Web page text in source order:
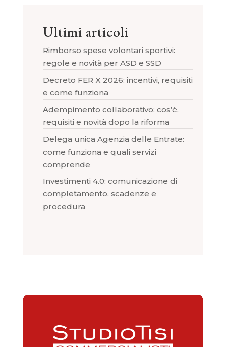
Ultimi articoli
Rimborso spese volontari sportivi:
regole e novità per ASD e SSD
Decreto FER X 2026: incentivi, requisiti
e come funziona
Adempimento collaborativo: cos’è,
requisiti e novità dopo la riforma
Delega unica Agenzia delle Entrate:
come funziona e quali servizi
comprende
Investimenti 4.0: comunicazione di
completamento, scadenze e
procedura